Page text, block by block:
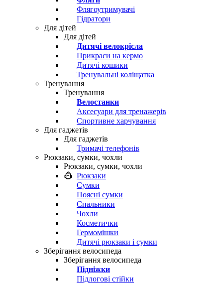
Флягоутримувачі
Гідратори
Для дітей
Для дітей
Дитячі велокрісла
Прикраси на кермо
Дитячі кошики
Тренувальні коліщатка
Тренування
Тренування
Велостанки
Аксесуари для тренажерів
Спортивне харчування
Для гаджетів
Для гаджетів
Тримачі телефонів
Рюкзаки, сумки, чохли
Рюкзаки, сумки, чохли
Рюкзаки
Сумки
Поясні сумки
Спальники
Чохли
Косметички
Гермомішки
Дитячі рюкзаки і сумки
Зберігання велосипеда
Зберігання велосипеда
Підніжки
Підлогові стійки